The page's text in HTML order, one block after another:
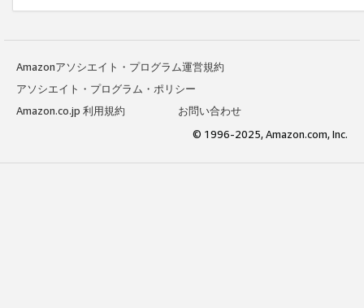
Amazonアソシエイト・プログラム運営規約
アソシエイト・プログラム・ポリシー
Amazon.co.jp 利用規約
お問い合わせ
© 1996-2025, Amazon.com, Inc.